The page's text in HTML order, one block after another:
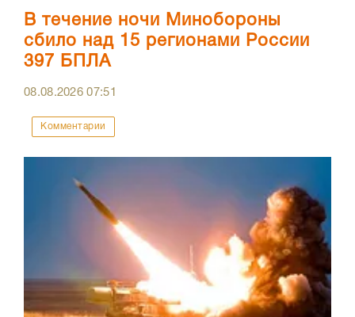
В течение ночи Минобороны
сбило над 15 регионами России
397 БПЛА
08.08.202607:51
Комментарии